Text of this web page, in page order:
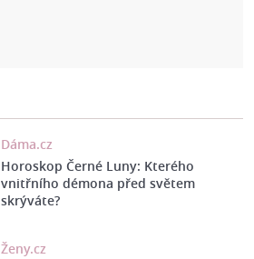
Dáma.cz
Horoskop Černé Luny: Kterého
vnitřního démona před světem
skrýváte?
Ženy.cz